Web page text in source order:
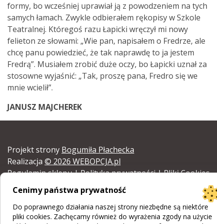
formy, bo wcześniej uprawiał ją z powodzeniem na tych
samych łamach. Zwykle odbierałem rękopisy w Szkole
Teatralnej. Któregoś razu Łapicki wręczył mi nowy
felieton ze słowami: „Wie pan, napisałem o Fredrze, ale
chcę panu powiedzieć, że tak naprawdę to ja jestem
Fredrą”. Musiałem zrobić duże oczy, bo Łapicki uznał za
stosowne wyjaśnić: „Tak, proszę pana, Fredro się we
mnie wcielił”.
JANUSZ MAJCHEREK
Cenimy państwa prywatność
Do poprawnego działania naszej strony niezbędne są niektóre
pliki cookies. Zachęcamy również do wyrażenia zgody na użycie
Projekt strony Bogumiła Płachecka
Realizacja © 2026 WEBOPCJA.pl
Regulamin sklepu|Polityka prywatności|Pliki Cookies